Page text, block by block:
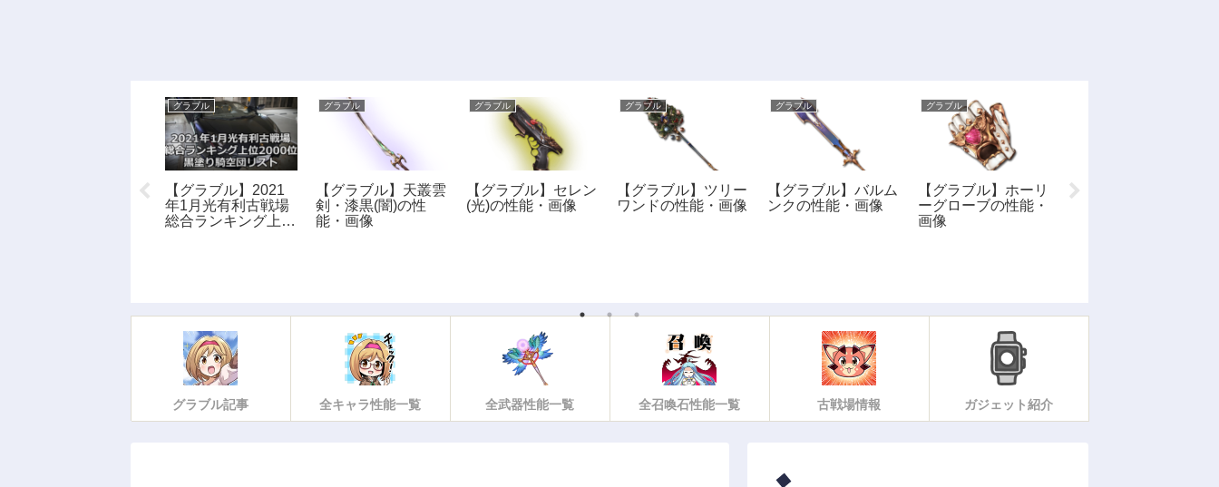
【グラブル】セラス
グラブル
【グラブル】2021
年1月光有利古戦場
総合ランキング上位
グラブル
【グラブル】天叢雲
剣・漆黒(闇)の性
能・画像
グラブル
【グラブル】セレン
(光)の性能・画像
グラブル
【グラブル】ツリー
ワンドの性能・画像
グラブル
【グラブル】バルム
ンクの性能・画像
グラブル
【グラブル】ホーリ
ーグローブの性能・
画像
【グラブル】ニーベ
グラブル記事 全キャラ性能一覧 全武器性能一覧 全召喚石性能一覧 古戦場情報 ガジェット紹介